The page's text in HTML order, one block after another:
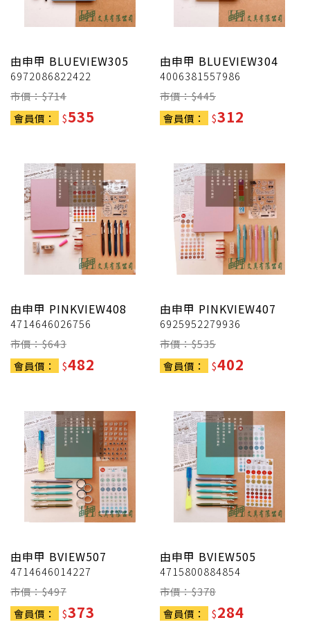
由申甲 BLUEVIEW305
6972086822422
市價：$714
會員價：
$535
由申甲 BLUEVIEW304
4006381557986
市價：$445
會員價：
$312
由申甲 PINKVIEW408
4714646026756
市價：$643
會員價：
$482
由申甲 PINKVIEW407
6925952279936
市價：$535
會員價：
$402
由申甲 BVIEW507
4714646014227
市價：$497
會員價：
$373
由申甲 BVIEW505
4715800884854
市價：$378
會員價：
$284